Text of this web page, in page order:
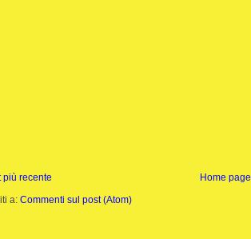
più recente
Home page
a: Commenti sul post (Atom)